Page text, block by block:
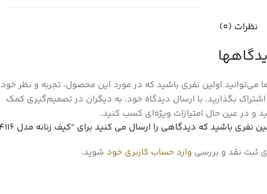
نظرات (0)
می‌توانید اولین نفری باشید که در مورد این محصول، تجربه و نظر خود
بگذارید. با ارسال دیدگاه خود، به دیگران در تصمیم‌گیری کمک
و در عین حال امتیازات ویژه‌ای کسب کنید.
نفری باشید که دیدگاهی را ارسال می کنید برای “کیف زنانه مدل 4116”
ثبت نقد و بررسی وارد حساب کاربری خود شوید.